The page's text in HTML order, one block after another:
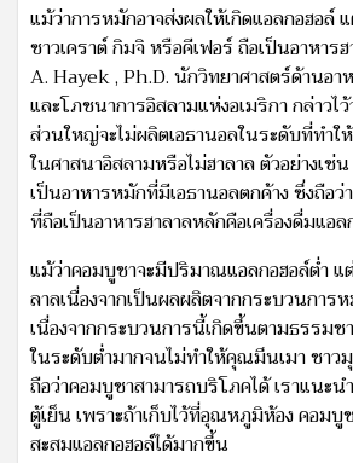
แม้ว่าการหมักอาจส่งผลให้เกิดแอลกอฮอล์
ซาวเคราต์ กิมจิ หรือคีเฟอร์ ถือเป็นอาหาร
A. Hayek , Ph.D. นักวิทยาศาสตร์ด้านอา
และโภชนาการอิสลามแห่งอเมริกา กล่าวไ
ส่วนใหญ่จะไม่ผลิตเอธานอลในระดับที่ทำ
ในศาสนาอิสลามหรือไม่ฮาลาล ตัวอย่างเช่
เป็นอาหารหมักที่มีเอธานอลตกค้าง ซึ่งถือว่
ที่ถือเป็นอาหารฮาลาลหลักคือเครื่องดื่มแอล
แม้ว่าคอมบูชาจะมีปริมาณแอลกอฮอล์ต่ำ แ
ลาลเนื่องจากเป็นผลผลิตจากกระบวนการ
เนื่องจากกระบวนการนี้เกิดขึ้นตามธรรมช
ในระดับต่ำมากจนไม่ทำให้คุณมึนเมา ชาว
ถือว่าคอมบูชาสามารถบริโภคได้ เราแนะน
ตู้เย็น เพราะถ้าเก็บไว้ที่อุณหภูมิห้อง คอมบู
สะสมแอลกอฮอล์ได้มากขึ้น